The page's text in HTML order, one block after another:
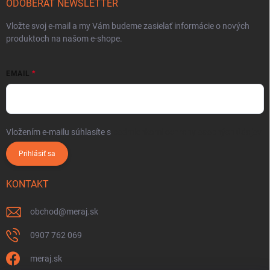
ODOBERAŤ NEWSLETTER
Vložte svoj e-mail a my Vám budeme zasielať informácie o nových
produktoch na našom e-shope.
EMAIL
Vložením e-mailu súhlasíte s
Prihlásiť sa
KONTAKT
obchod@meraj.sk
0907 762 069
meraj.sk